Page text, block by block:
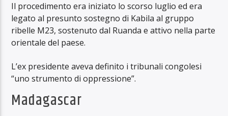
Il procedimento era iniziato lo scorso luglio ed era
legato al presunto sostegno di Kabila al gruppo
ribelle M23, sostenuto dal Ruanda e attivo nella parte
orientale del paese.
L’ex presidente aveva definito i tribunali congolesi
“uno strumento di oppressione”.
Madagascar